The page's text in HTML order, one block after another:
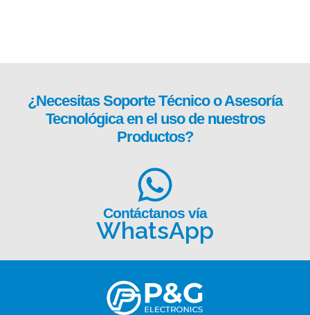
¿NecesitasSoporte Técnicoo Asesoría
Tecnológica en el uso de nuestros
Productos?
Contáctanos vía
WhatsApp